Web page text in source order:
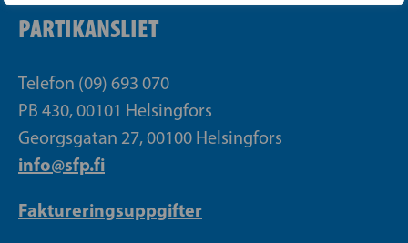
PARTIKANSLIET
Telefon (09) 693 070
PB 430, 00101 Helsingfors
Georgsgatan 27, 00100 Helsingfors
info@sfp.fi
Faktureringsuppgifter